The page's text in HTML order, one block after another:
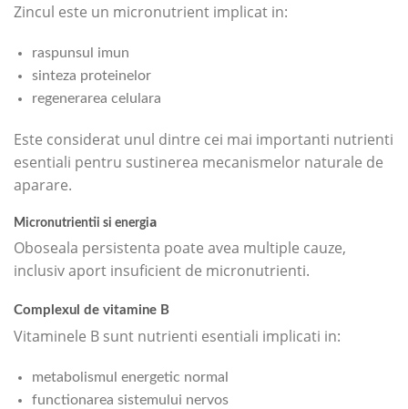
Zincul este un micronutrient implicat in:
raspunsul imun
sinteza proteinelor
regenerarea celulara
Este considerat unul dintre cei mai importanti nutrienti
esentiali pentru sustinerea mecanismelor naturale de
aparare.
Micronutrientii si energia
Oboseala persistenta poate avea multiple cauze,
inclusiv aport insuficient de micronutrienti.
Complexul de vitamine B
Vitaminele B sunt nutrienti esentiali implicati in:
metabolismul energetic normal
functionarea sistemului nervos